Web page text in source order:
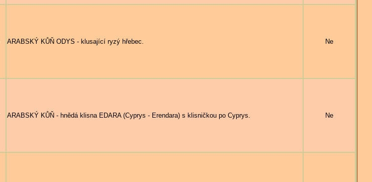
ARABSKÝ KŮŇ ODYS - klusající ryzý hřebec. Ne
ARABSKÝ KŮŇ - hnědá klisna EDARA (Cyprys - Erendara) s klisničkou po Cyprys. Ne